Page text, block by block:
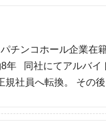
チンコホール企業在
年 同社にてアルバイ
規社員へ転換。 その